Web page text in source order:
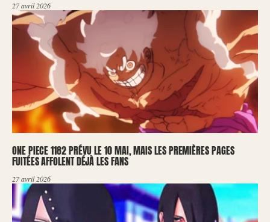
27 avril 2026
ONE PIECE 1182 PRÉVU LE 10 MAI, MAIS LES PREMIÈRES PAGES
FUITÉES AFFOLENT DÉJÀ LES FANS
27 avril 2026